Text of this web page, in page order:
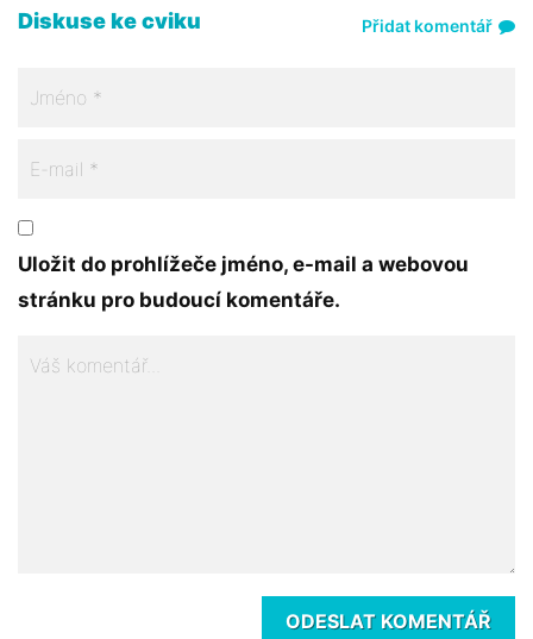
Diskuse ke cviku Přidat komentář
Uložit do prohlížeče jméno, e-mail a webovou
stránku pro budoucí komentáře.